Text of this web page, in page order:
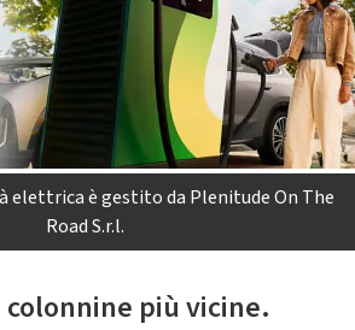
elettrica è gestito da Plenitude On The
Road S.r.l.
colonnine più vicine.